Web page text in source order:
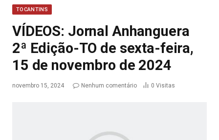
TOCANTINS
VÍDEOS: Jornal Anhanguera
2ª Edição-TO de sexta-feira,
15 de novembro de 2024
novembro 15, 2024 Nenhum comentário 0 Visitas